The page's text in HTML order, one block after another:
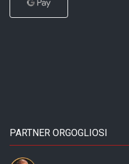
PARTNER ORGOGLIOSI